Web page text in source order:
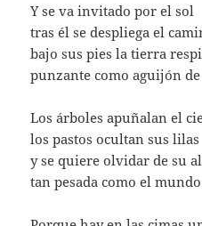
Y se va invitado por el sol
tras él se despliega el
bajo sus pies la tierra
punzante como aguijón
Los árboles apuñalan el
los pastos ocultan sus lilas
y se quiere olvidar de su
tan pesada como el